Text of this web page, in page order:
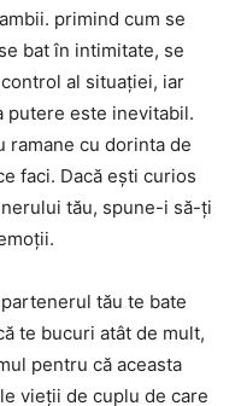
primind cum se
bat în intimitate, se
al situației, iar
putere este inevitabil.
ramane cu dorinta de
faci. Dacă ești curios
tău, spune-i să-ți
tău te bate
te bucuri atât de mult,
pentru că aceasta
vieții de cuplu de care